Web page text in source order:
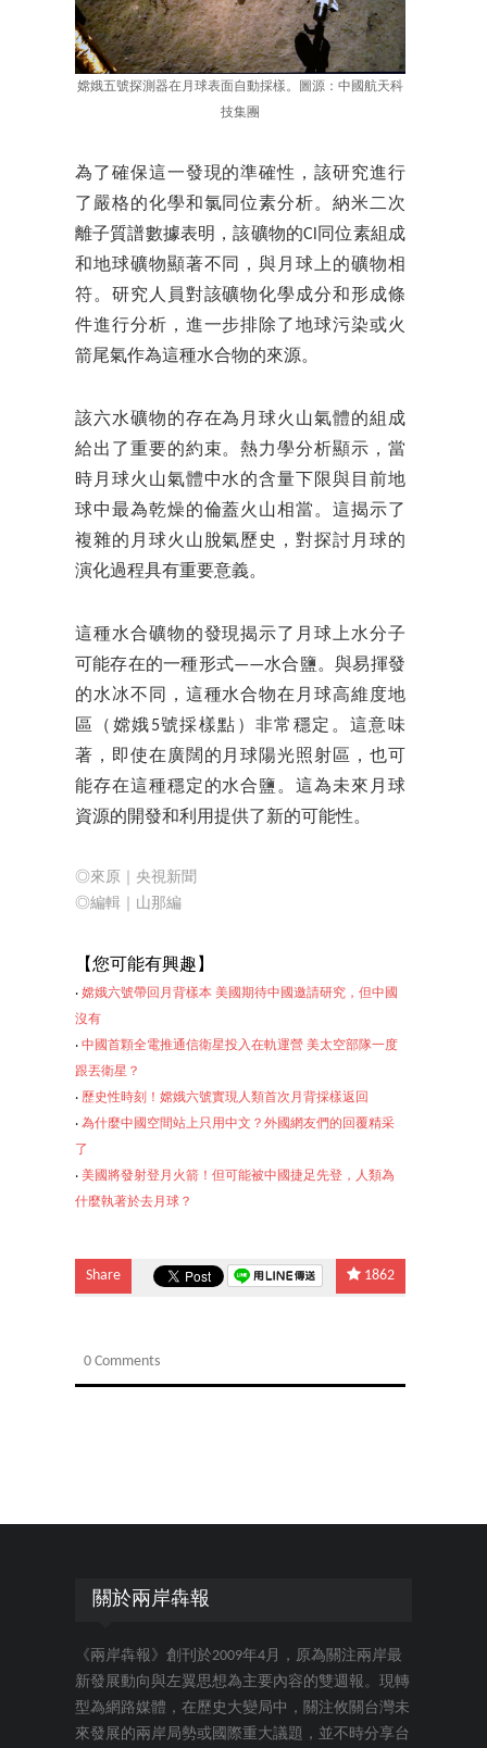
嫦娥五號探測器在月球表面自動採樣。圖源：中國航天科
技集團
為了確保這一發現的準確性，該研究進行
了嚴格的化學和氯同位素分析。納米二次
離子質譜數據表明，該礦物的Cl同位素組成
和地球礦物顯著不同，與月球上的礦物相
符。研究人員對該礦物化學成分和形成條
件進行分析，進一步排除了地球污染或火
箭尾氣作為這種水合物的來源。
該六水礦物的存在為月球火山氣體的組成
給出了重要的約束。熱力學分析顯示，當
時月球火山氣體中水的含量下限與目前地
球中最為乾燥的倫蓋火山相當。這揭示了
複雜的月球火山脫氣歷史，對探討月球的
演化過程具有重要意義。
這種水合礦物的發現揭示了月球上水分子
可能存在的一種形式——水合鹽。與易揮發
的水冰不同，這種水合物在月球高維度地
區（嫦娥5號採樣點）非常穩定。這意味
著，即使在廣闊的月球陽光照射區，也可
能存在這種穩定的水合鹽。這為未來月球
資源的開發和利用提供了新的可能性。
◎來原｜央視新聞
◎編輯｜山那編
【您可能有興趣】
‧ 嫦娥六號帶回月背樣本 美國期待中國邀請研究，但中國
沒有
‧ 中國首顆全電推通信衛星投入在軌運營 美太空部隊一度
跟丟衛星？
‧ 歷史性時刻！嫦娥六號實現人類首次月背採樣返回
‧ 為什麼中國空間站上只用中文？外國網友們的回覆精采
了
‧ 美國將發射登月火箭！但可能被中國捷足先登，人類為
什麼執著於去月球？
Share 1862
0 Comments
關於兩岸犇報
《兩岸犇報》創刊於2009年4月，原為關注兩岸最
新發展動向與左翼思想為主要內容的雙週報。現轉
型為網路媒體，在歷史大變局中，關注攸關台灣未
來發展的兩岸局勢或國際重大議題，並不時分享台